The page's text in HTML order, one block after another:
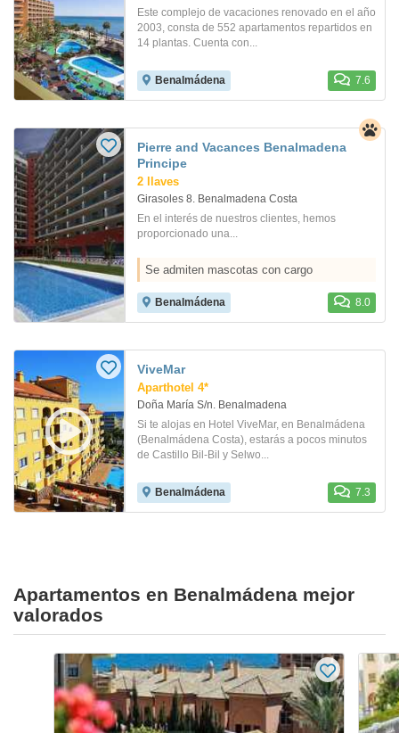
Este complejo de vacaciones renovado en el año
2003, consta de 552 apartamentos repartidos en
14 plantas. Cuenta con...
Benalmádena 7.6
Pierre and Vacances Benalmadena
Principe
2 llaves
Girasoles 8. Benalmadena Costa
En el interés de nuestros clientes, hemos
proporcionado una...
Se admiten mascotas con cargo
Benalmádena 8.0
ViveMar
Aparthotel 4*
Doña María S/n. Benalmadena
Si te alojas en Hotel ViveMar, en Benalmádena
(Benalmádena Costa), estarás a pocos minutos
de Castillo Bil-Bil y Selwo...
Benalmádena 7.3
Apartamentos en Benalmádena mejor
valorados